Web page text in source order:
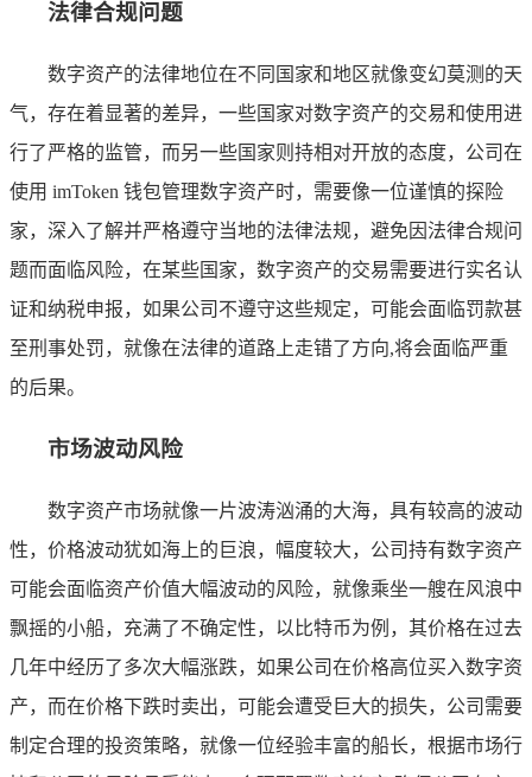
法律合规问题
数字资产的法律地位在不同国家和地区就像变幻莫测的天
气，存在着显著的差异，一些国家对数字资产的交易和使用进
行了严格的监管，而另一些国家则持相对开放的态度，公司在
使用 imToken 钱包管理数字资产时，需要像一位谨慎的探险
家，深入了解并严格遵守当地的法律法规，避免因法律合规问
题而面临风险，在某些国家，数字资产的交易需要进行实名认
证和纳税申报，如果公司不遵守这些规定，可能会面临罚款甚
至刑事处罚，就像在法律的道路上走错了方向,将会面临严重
的后果。
市场波动风险
数字资产市场就像一片波涛汹涌的大海，具有较高的波动
性，价格波动犹如海上的巨浪，幅度较大，公司持有数字资产
可能会面临资产价值大幅波动的风险，就像乘坐一艘在风浪中
飘摇的小船，充满了不确定性，以比特币为例，其价格在过去
几年中经历了多次大幅涨跌，如果公司在价格高位买入数字资
产，而在价格下跌时卖出，可能会遭受巨大的损失，公司需要
制定合理的投资策略，就像一位经验丰富的船长，根据市场行